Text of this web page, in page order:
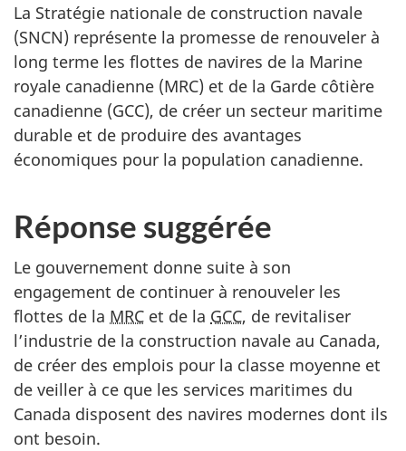
u
m
e
n
t
«
L
s
c
o
m
i
t
é
s
p
l
La Stratégie nationale de construction navale
(SNCN) représente la promesse de renouveler à
long terme les flottes de navires de la Marine
royale canadienne (MRC) et de la Garde côtière
canadienne (GCC), de créer un secteur maritime
durable et de produire des avantages
économiques pour la population canadienne.
Réponse suggérée
Le gouvernement donne suite à son
engagement de continuer à renouveler les
flottes de la MRC et de la GCC, de revitaliser
l’industrie de la construction navale au Canada,
de créer des emplois pour la classe moyenne et
de veiller à ce que les services maritimes du
Canada disposent des navires modernes dont ils
ont besoin.